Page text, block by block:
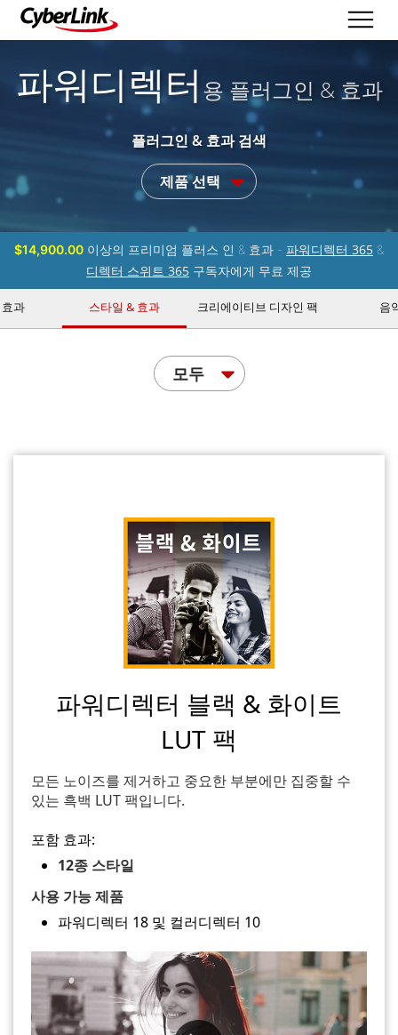
파워디렉터 용 플러그인 & 효과
플러그인 & 효과 검색
제품 선택
$14,900.00 이상의 프리미엄 플러스 인 & 효과 - 파워디렉터 365 &
디렉터 스위트 365 구독자에게 무료 제공
과 스타일 & 효과 크리에이티브 디자인 팩 음
모두
파워디렉터 블랙 & 화이트
LUT 팩
모든 노이즈를 제거하고 중요한 부분에만 집중할 수
있는 흑백 LUT 팩입니다.
포함 효과:
12종 스타일
사용 가능 제품
파워디렉터 18 및 컬러디렉터 10